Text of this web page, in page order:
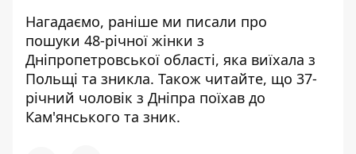
Нагадаємо, раніше ми писали про
пошуки 48-річної жінки з
Дніпропетровської області, яка виїхала з
Польщі та зникла. Також читайте, що 37-
річний чоловік з Дніпра поїхав до
Кам'янського та зник.